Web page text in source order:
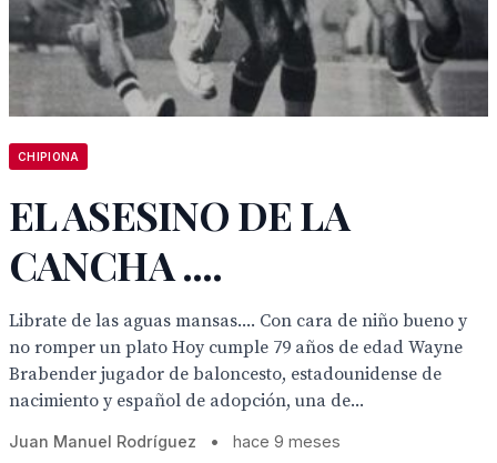
CHIPIONA
EL ASESINO DE LA
CANCHA ....
Librate de las aguas mansas.... Con cara de niño bueno y
no romper un plato Hoy cumple 79 años de edad Wayne
Brabender jugador de baloncesto, estadounidense de
nacimiento y español de adopción, una de...
Juan Manuel Rodríguez • hace 9 meses